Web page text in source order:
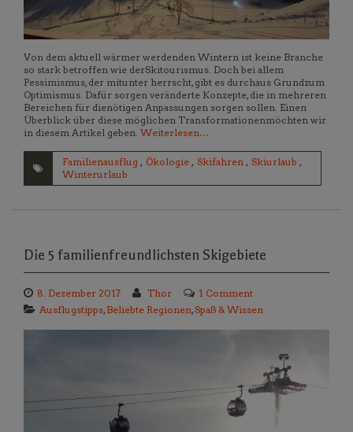
Von dem aktuell wärmer werdenden Wintern ist keine Branche
so stark betroffen wie derSkitourismus. Doch bei allem
Pessimismus, der mitunter herrscht, gibt es durchaus Grundzum
Optimismus. Dafür sorgen veränderte Konzepte, die in mehreren
Bereichen für dienötigen Anpassungen sorgen sollen. Einen
Überblick über diese möglichen Transformationenmöchten wir
in diesem Artikel geben. Weiterlesen…
Familienausflug , Ökologie , Skifahren , Skiurlaub ,
Winterurlaub
Die 5 familienfreundlichsten Skigebiete
8. Dezember 2017 Thor
1 Comment
Ausflugstipps, Beliebte Regionen,Spaß & Wissen